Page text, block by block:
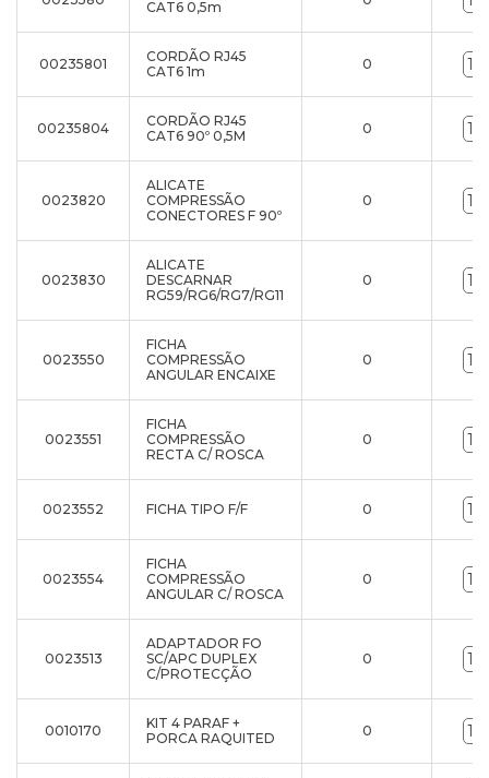
CAT6 0,5m
00235801
CORDÃO RJ45
CAT6 1m
0
00235804
CORDÃO RJ45
CAT6 90º 0,5M
0
0023820
ALICATE
COMPRESSÃO
CONECTORES F 90º
0
0023830
ALICATE
DESCARNAR
RG59/RG6/RG7/RG11
0
0023550
FICHA
COMPRESSÃO
ANGULAR ENCAIXE
0
0023551
FICHA
COMPRESSÃO
RECTA C/ ROSCA
0
0023552 FICHA TIPO F/F 0
0023554
FICHA
COMPRESSÃO
ANGULAR C/ ROSCA
0
0023513
ADAPTADOR FO
SC/APC DUPLEX
C/PROTECÇÃO
0
0010170
KIT 4 PARAF +
PORCA RAQUITED
0